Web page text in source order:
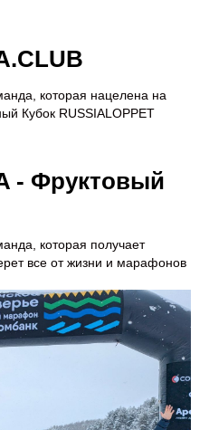
которая нацелена на
Кубок RUSSIALOPPET
- Фруктовый
которая получает
все от жизни и марафонов